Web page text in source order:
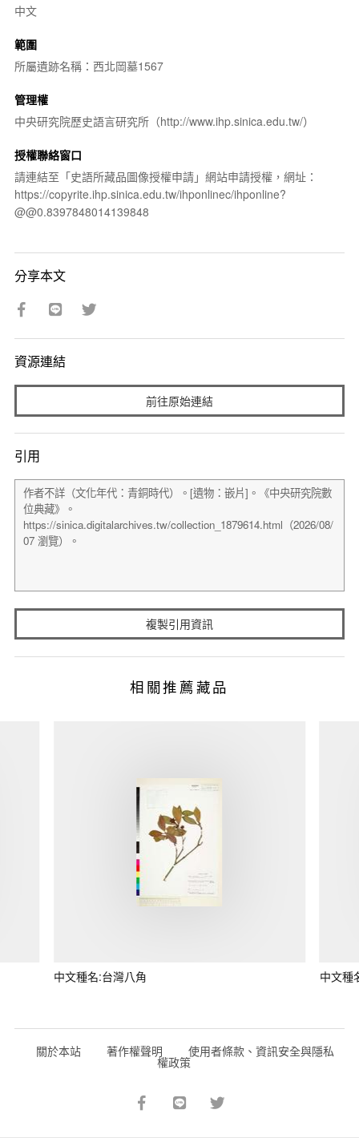
中文
範圍
所屬遺跡名稱：西北岡墓1567
管理權
中央研究院歷史語言研究所（http://www.ihp.sinica.edu.tw/）
授權聯絡窗口
請連結至「史語所藏品圖像授權申請」網站申請授權，網址：
https://copyrite.ihp.sinica.edu.tw/ihponlinec/ihponline?
@@0.8397848014139848
分享本文
資源連結
前往原始連結
引用
複製引用資訊
相關推薦藏品
中文種名:台灣八角 中文種
關於本站 著作權聲明 使用者條款、資訊安全與隱私
權政策